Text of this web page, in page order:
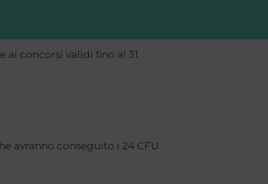
concorsi validi fino al 31
avranno conseguito i 24 CFU